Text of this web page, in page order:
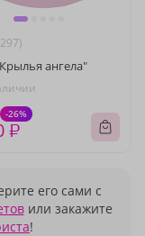
ангела"
-26%
₽
его сами с
или закажите
!